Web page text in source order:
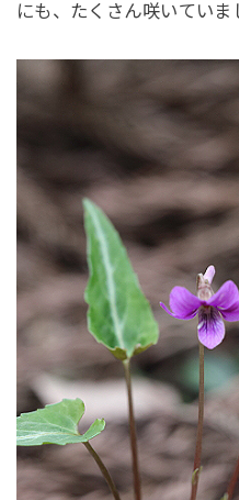
にも、たくさん咲いていま